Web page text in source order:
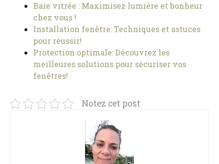
Baie vitrée : Maximisez lumière et bonheur
chez vous !
Installation fenêtre: Techniques et astuces
pour réussir!
Protection optimale: Découvrez les
meilleures solutions pour sécuriser vos
fenêtres!
Notez cet post